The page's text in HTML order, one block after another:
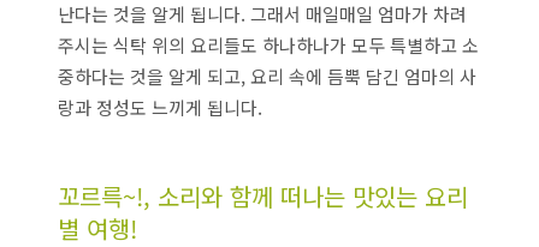
난다는 것을 알게 됩니다. 그래서 매일매일 엄마가 차려
주시는 식탁 위의 요리들도 하나하나가 모두 특별하고 소
중하다는 것을 알게 되고, 요리 속에 듬뿍 담긴 엄마의 사
랑과 정성도 느끼게 됩니다.
꼬르륵~!, 소리와 함께 떠나는 맛있는 요리
별 여행!